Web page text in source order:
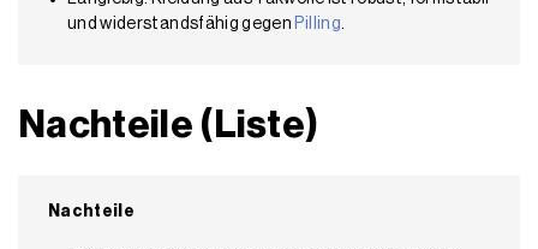
und widerstandsfähig gegen Pilling.
Nachteile (Liste)
Nachteile